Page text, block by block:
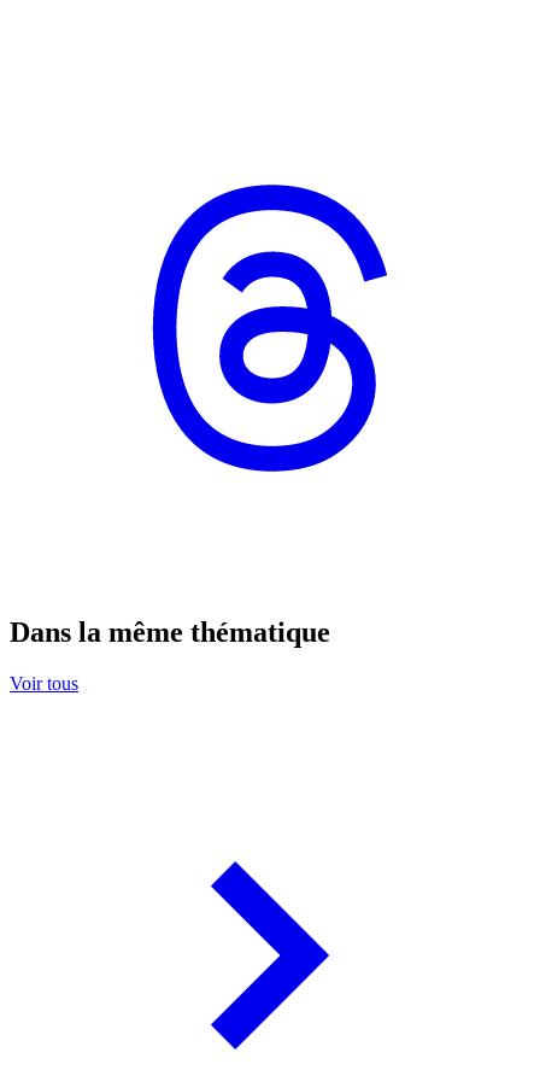
Dans la même thématique
Voir tous